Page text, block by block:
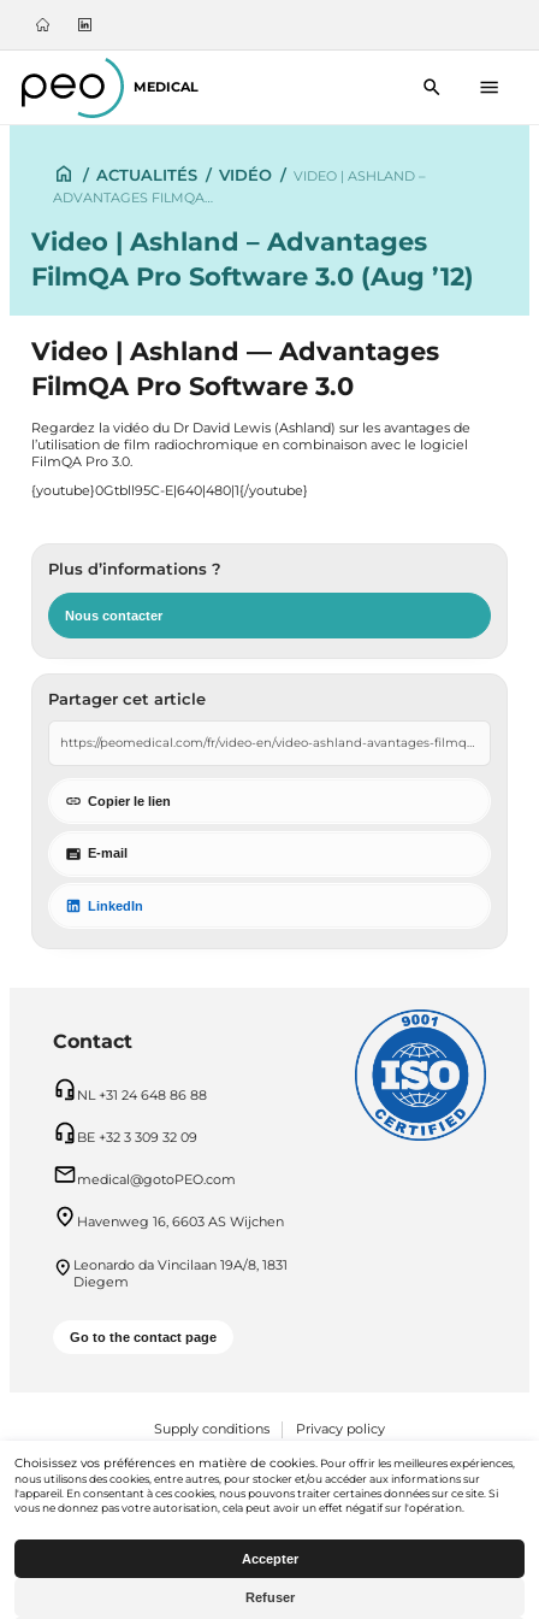
MEDICAL
/ ACTUALITÉS / VIDÉO / VIDEO | ASHLAND –
ADVANTAGES FILMQA…
Video | Ashland – Advantages
FilmQA Pro Software 3.0 (Aug ’12)
Video | Ashland — Advantages
FilmQA Pro Software 3.0
Regardez la vidéo du Dr David Lewis (Ashland) sur les avantages de
l’utilisation de film radiochromique en combinaison avec le logiciel
FilmQA Pro 3.0.
{youtube}0Gtbll95C-E|640|480|1{/youtube}
Plus d’informations ?
Nous contacter
Partager cet article
Copier le lien
E-mail
LinkedIn
Contact
NL +31 24 648 86 88
BE +32 3 309 32 09
medical@gotoPEO.com
Havenweg 16, 6603 AS Wijchen
Leonardo da Vincilaan 19A/8, 1831
Diegem
Go to the contact page
Supply conditions Privacy policy
PEO B.V. © 2026 Tous droits réservés
Choisissez vos préférences en matière de cookies. Pour offrir les meilleures expériences,
nous utilisons des cookies, entre autres, pour stocker et/ou accéder aux informations sur
l'appareil. En consentant à ces cookies, nous pouvons traiter certaines données sur ce site. Si
vous ne donnez pas votre autorisation, cela peut avoir un effet négatif sur l'opération.
Accepter
Refuser